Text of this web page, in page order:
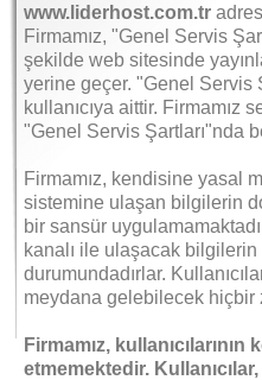
www.liderhost.com.tr
Firmamız, "Genel Servis
şekilde web sitesinde
yerine geçer. "Genel Servis
kullanıcıya aittir. Firmamız
"Genel Servis Şartları"nda
Firmamız, kendisine yasal
sistemine ulaşan bilgilerin
bir sansür
kanalı ile ulaşacak
durumundadırlar.
meydana gelebilecek hiçbir
Firmamız,
etmemektedir.